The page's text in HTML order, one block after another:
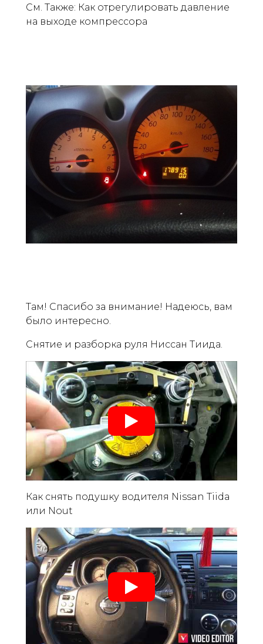
См. Также: Как отрегулировать давление
на выходе компрессора
Там! Спасибо за внимание! Надеюсь, вам
было интересно.
Снятие и разборка руля Ниссан Тиида.
Как снять подушку водителя Nissan Tiida
или Nout